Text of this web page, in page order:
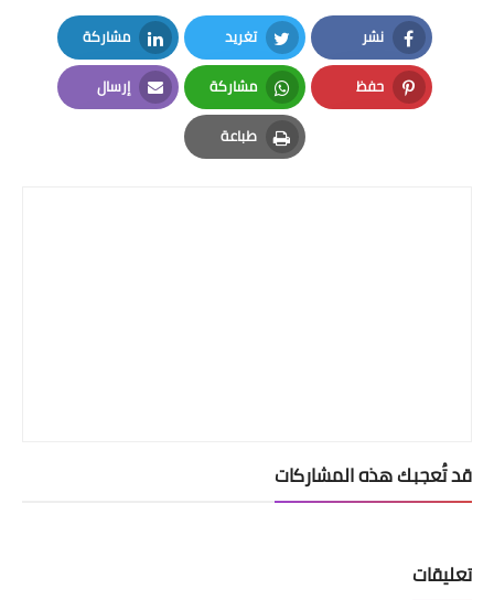
نشر
Facebook
تغريد
Twitter
مشاركة
LinkedIn
حفظ
Pinterest
مشاركة
Whatsapp
إرسال
Email
طباعة
Print
قد تُعجبك هذه المشاركات
تعليقات